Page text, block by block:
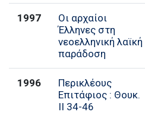
1997
Οι αρχαίοι
Έλληνες στη
νεοελληνική λαϊκή
παράδοση
1996
Περικλέους
Επιτάφιος : Θουκ.
ΙΙ 34-46